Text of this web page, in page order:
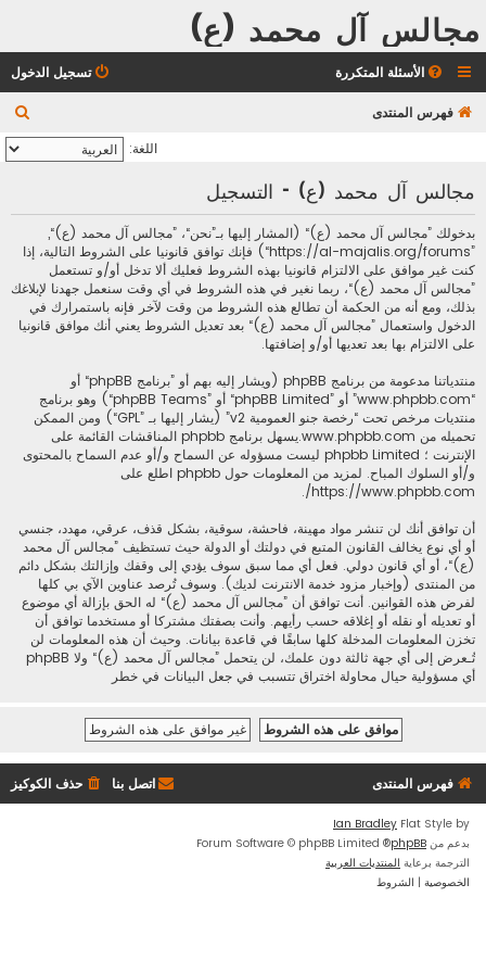
مجالس آل محمد (ع)
الأسئلة المتكررة تسجيل الدخول
فهرس المنتدى
ح
ث
اللغة:
مجالس آل محمد (ع) - التسجيل
بدخولك ”مجالس آل محمد (ع)“ (المشار إليها بـ”نحن“، ”مجالس آل محمد (ع)“,
”https://al-majalis.org/forums“) فإنك توافق قانونيا على الشروط التالية، إذا
كنت غير موافق على الالتزام قانونيا بهذه الشروط فعليك ألا تدخل أو/و تستعمل
”مجالس آل محمد (ع)“، ربما نغير في هذه الشروط في أي وقت سنعمل جهدنا لإبلاغك
بذلك، ومع أنه من الحكمة أن تطالع هذه الشروط من وقت لآخر فإنه باستمرارك في
الدخول واستعمال ”مجالس آل محمد (ع)“ بعد تعديل الشروط يعني أنك موافق قانونيا
على الالتزام بها بعد تعديها أو/و إضافتها.
منتدياتنا مدعومة من برنامج phpBB (ويشار إليه بهم أو ”برنامج phpBB“ أو
“www.phpbb.com” أو ”phpBB Limited“ أو ”phpBB Teams“) وهو برنامج
منتديات مرخص تحت “رخصة جنو العمومية v2
” (يشار إليها بـ ”GPL“) ومن الممكن
تحميله من www.phpbb.com
.يسهل برنامج phpbb المناقشات القائمة على
الإنترنت ؛ phpbb Limited ليست مسؤوله عن السماح و/أو عدم السماح بالمحتوى
و/أو السلوك المباح. لمزيد من المعلومات حول phpbb اطلع على
https://www.phpbb.com/
.
أن توافق أنك لن تنشر مواد مهينة، فاحشة، سوقية، بشكل قذف، عرقي، مهدد، جنسي
أو أي نوع يخالف القانون المتبع في دولتك أو الدولة حيث تستظيف ”مجالس آل محمد
(ع)“، أو أي قانون دولي. فعل أي مما سبق سوف يؤدي إلى وقفك وإزالتك بشكل دائم
من المنتدى (وإخبار مزود خدمة الانترنت لديك). وسوف تُرصد عناوين الآي بي كلها
لفرض هذه القوانين. أنت توافق أن ”مجالس آل محمد (ع)“ له الحق بإزالة أي موضوع
أو تعديله أو نقله أو إغلاقه حسب رأيهم. وأنت بصفتك مشتركا أو مستخدما توافق أن
تخزن المعلومات المدخلة كلها سابقًا في قاعدة بيانات. وحيث أن هذه المعلومات لن
تُـعرض إلى أي جهة ثالثة دون علمك، لن يتحمل ”مجالس آل محمد (ع)“ ولا phpBB
أي مسؤولية حيال محاولة اختراق تتسبب في جعل البيانات في خطر
فهرس المنتدى حذف الكوكيز اتصل بنا
Flat Style by
Ian Bradley
بدعم من phpBB
® Forum Software © phpBB Limited
الترجمة برعاية المنتديات العربية
الخصوصية | الشروط